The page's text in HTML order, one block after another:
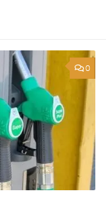
0